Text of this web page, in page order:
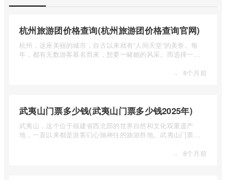
杭州旅游团价格查询(杭州旅游团价格查询官网)
杭州，这座美丽的城市，自古以来就有“人间天堂”的美誉。每
年，都有无数游客慕名而来，想要一睹她的风采。而选择一个
· 8个月前
武夷山门票多少钱(武夷山门票多少钱2025年)
武夷山，这个位于福建省西北部的世界自然和文化双重遗产
地，一直以来都是游客们心驰神往的旅游胜地。武夷山门票多
· 8个月前